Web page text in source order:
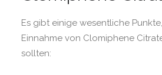
Es gibt einige wesentliche
Einnahme von Clomiphene
sollten: